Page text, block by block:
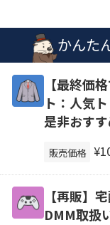
かんた
【最終価
ト：人気
是非おす
販売価格
【再販】
DMM取扱